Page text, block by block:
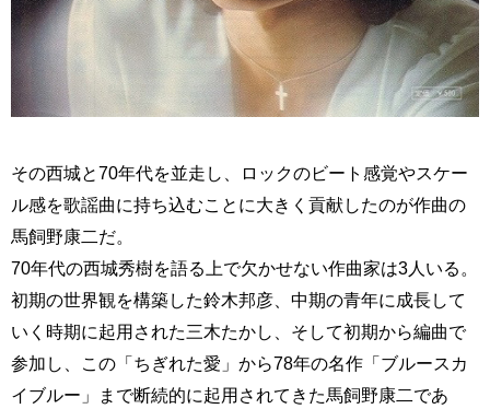
その西城と70年代を並走し、ロックのビート感覚やスケー
ル感を歌謡曲に持ち込むことに大きく貢献したのが作曲の
馬飼野康二だ。
70年代の西城秀樹を語る上で欠かせない作曲家は3人いる。
初期の世界観を構築した鈴木邦彦、中期の青年に成長して
いく時期に起用された三木たかし、そして初期から編曲で
参加し、この「ちぎれた愛」から78年の名作「ブルースカ
イブルー」まで断続的に起用されてきた馬飼野康二であ